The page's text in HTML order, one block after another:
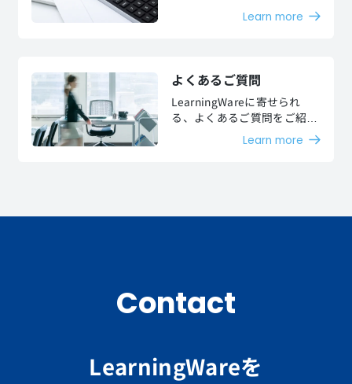
お客様のご要望に沿った様々
な料金プランをご用意してお
Learn more
よくあるご質問
LearningWareに寄せられ
る、よくあるご質問をご紹介
Learn more
Contact
LearningWareを